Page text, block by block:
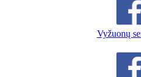
Vyžuonų